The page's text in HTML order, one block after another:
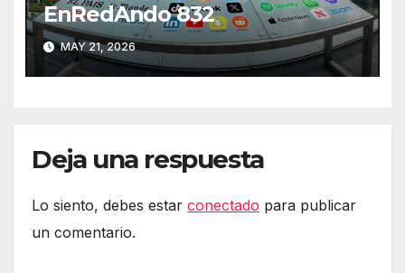
EnRedAndo 832
MAY 21, 2026
Deja una respuesta
Lo siento, debes estar conectado para publicar
un comentario.